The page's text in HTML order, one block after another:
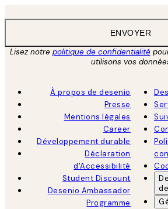
ENVOYER
Lisez notre politique de confidentialité
utilisons vos
À propos de desenio
Presse
Mentions légales
Career
Développement durable
Déclaration
d'Accessibilité
Student Discount
Desenio Ambassador
Programme